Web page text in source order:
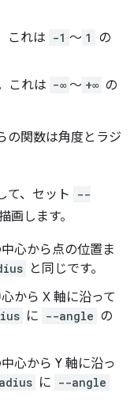
これは -1 ～ 1
の
これは −∞ ～ +∞ の
の関数は角度とラジ
て、セット
--
画します。
心から点の位置ま
と同じです。
から X 軸に沿って
に --angle の
心から Y 軸に沿っ
に --angle